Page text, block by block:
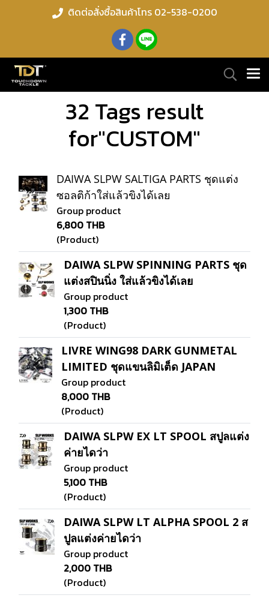
ติดต่อสั่งซื้อสินค้าโทร 02-538-0200
32 Tags result
for"CUSTOM"
DAIWA SLPW SALTIGA PARTS ชุดแต่ง
ซอลติก้าใส่แล้วขิงได้เลย
Group product
6,800 THB
(Product)
DAIWA SLPW SPINNING PARTS ชุด
แต่งสปินนิ่ง ใส่แล้วขิงได้เลย
Group product
1,300 THB
(Product)
LIVRE WING98 DARK GUNMETAL
LIMITED ชุดแขนลิมิเต็ด JAPAN
Group product
8,000 THB
(Product)
DAIWA SLPW EX LT SPOOL สปูลแต่ง
ค่ายไดว่า
Group product
5,100 THB
(Product)
DAIWA SLPW LT ALPHA SPOOL 2 ส
ปูลแต่งค่ายไดว่า
Group product
2,000 THB
(Product)